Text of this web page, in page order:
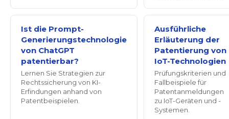
Ist die Prompt-
Generierungstechnologie
von ChatGPT
patentierbar?
Lernen Sie Strategien zur
Rechtssicherung von KI-
Erfindungen anhand von
Patentbeispielen.
Ausführliche
Erläuterung der
Patentierung von
IoT-Technologien
Prüfungskriterien und
Fallbeispiele für
Patentanmeldungen
zu IoT-Geräten und -
Systemen.